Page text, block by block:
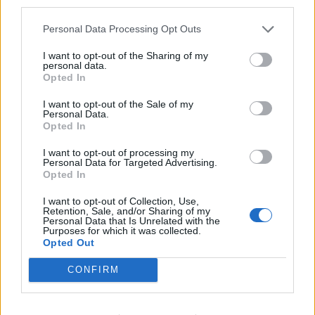
Personal Data Processing Opt Outs
I want to opt-out of the Sharing of my
personal data.
Opted In
I want to opt-out of the Sale of my
Personal Data.
Opted In
I want to opt-out of processing my
Personal Data for Targeted Advertising.
Opted In
I want to opt-out of Collection, Use,
Retention, Sale, and/or Sharing of my
Personal Data that Is Unrelated with the
Purposes for which it was collected.
Opted Out
CONFIRM
Sprawdź także:
Antygona – charakterystyka
Antygony i Ismeny
Twoim zdaniem ma rację – Kreon czy
Antygona?
Kategorie
opracowania
Tagi
Antygona - opracowanie
Zygmunt Krasiński nazwał Lillę Wenedę
„Antygoną słowiańską”. Czy zgadzasz się na